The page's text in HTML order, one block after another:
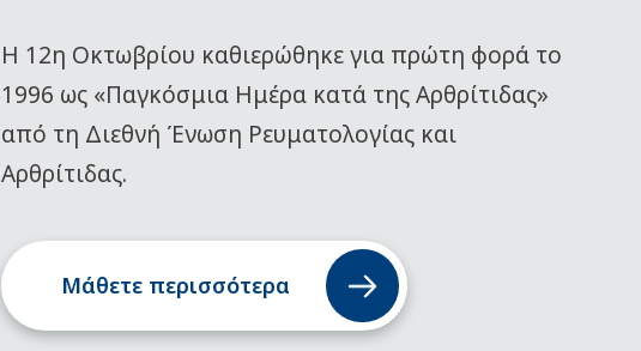
Η 12η Οκτωβρίου καθιερώθηκε για πρώτη φορά το
1996 ως «Παγκόσμια Ημέρα κατά της Αρθρίτιδας»
από τη Διεθνή Ένωση Ρευματολογίας και
Αρθρίτιδας.
Μάθετε περισσότερα